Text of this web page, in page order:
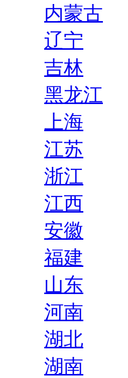
内蒙古
辽宁
吉林
黑龙江
上海
江苏
浙江
江西
安徽
福建
山东
河南
湖北
湖南